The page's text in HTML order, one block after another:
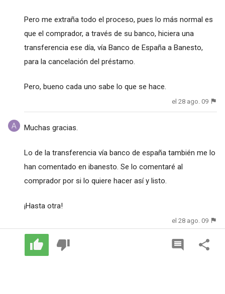
Pero me extraña todo el proceso, pues lo más normal es
que el comprador, a través de su banco, hiciera una
transferencia ese día, vía Banco de España a Banesto,
para la cancelación del préstamo.
Pero, bueno cada uno sabe lo que se hace.
el 28 ago. 09
Muchas gracias.
Lo de la transferencia vía banco de españa también me lo
han comentado en ibanesto. Se lo comentaré al
comprador por si lo quiere hacer así y listo.
¡Hasta otra!
el 28 ago. 09